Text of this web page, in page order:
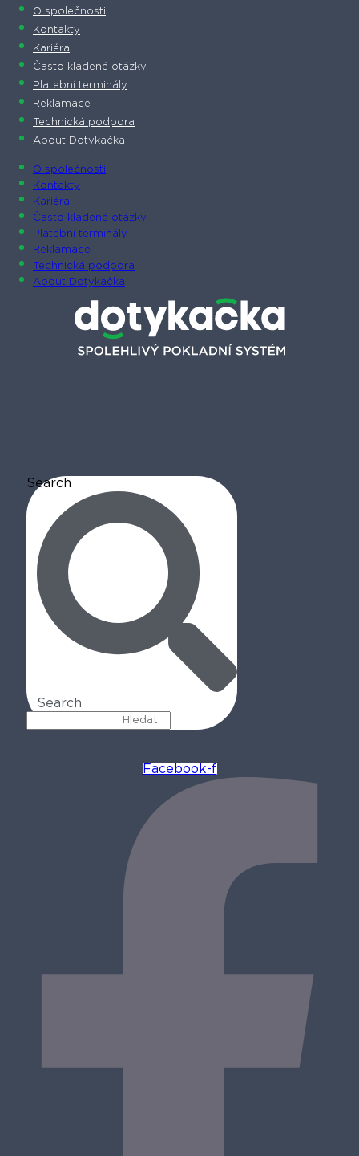
O společnosti
Kontakty
Kariéra
Často kladené otázky
Platební terminály
Reklamace
Technická podpora
About Dotykačka
O společnosti
Kontakty
Kariéra
Často kladené otázky
Platební terminály
Reklamace
Technická podpora
About Dotykačka
Search
Search
Facebook-f